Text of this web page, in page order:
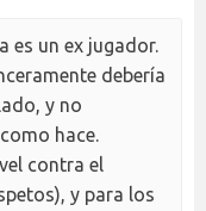
es un ex jugador.
debería
y no
hace.
contra el
y para los